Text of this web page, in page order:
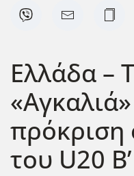
Ελλάδα –
πρόκριση
του U20